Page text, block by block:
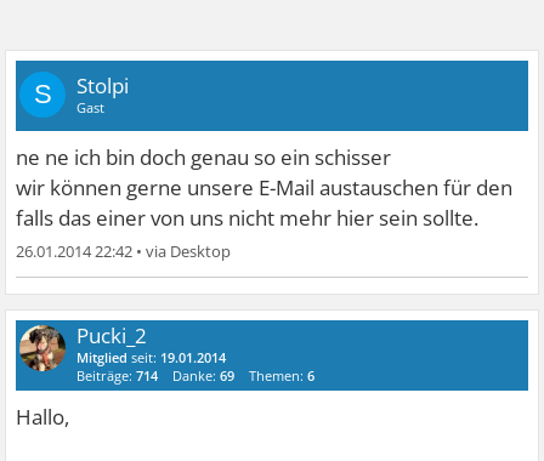
S Stolpi
Gast
ne ne ich bin doch genau so ein schisser
wir können gerne unsere E-Mail austauschen für den
falls das einer von uns nicht mehr hier sein sollte.
26.01.2014 22:42 •
Pucki_2
Mitglied seit: 19.01.2014
Beiträge:714 Danke:69 Themen:6
Hallo,